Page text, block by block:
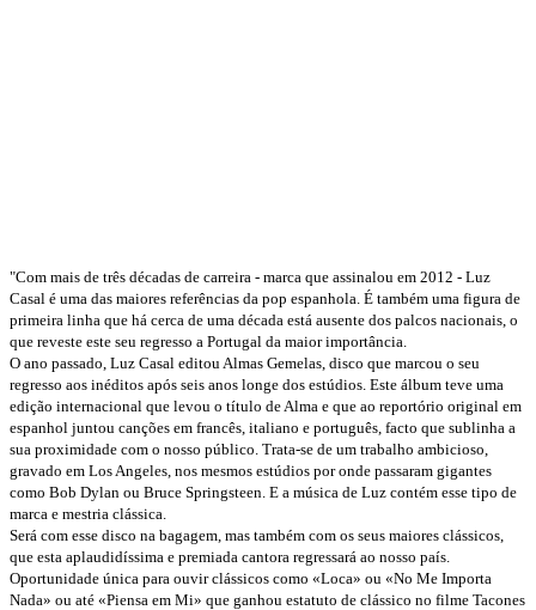
"Com mais de três décadas de carreira - marca que assinalou em 2012 - Luz
Casal é uma das maiores referências da pop espanhola. É também uma figura de
primeira linha que há cerca de uma década está ausente dos palcos nacionais, o
que reveste este seu regresso a Portugal da maior importância.
O ano passado, Luz Casal editou Almas Gemelas, disco que marcou o seu
regresso aos inéditos após seis anos longe dos estúdios. Este álbum teve uma
edição internacional que levou o título de Alma e que ao reportório original em
espanhol juntou canções em francês, italiano e português, facto que sublinha a
sua proximidade com o nosso público. Trata-se de um trabalho ambicioso,
gravado em Los Angeles, nos mesmos estúdios por onde passaram gigantes
como Bob Dylan ou Bruce Springsteen. E a música de Luz contém esse tipo de
marca e mestria clássica.
Será com esse disco na bagagem, mas também com os seus maiores clássicos,
que esta aplaudidíssima e premiada cantora regressará ao nosso país.
Oportunidade única para ouvir clássicos como «Loca» ou «No Me Importa
Nada» ou até «Piensa em Mi» que ganhou estatuto de clássico no filme Tacones